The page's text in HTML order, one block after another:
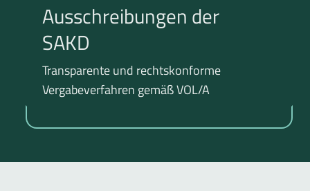
Ausschreibungen der
SAKD
Transparente und rechtskonforme
Vergabeverfahren gemäß VOL/A